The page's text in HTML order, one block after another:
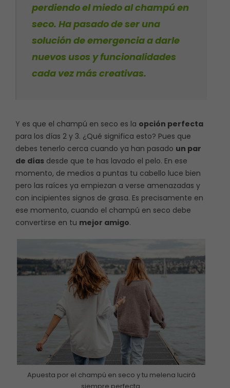
perdiendo el miedo al champú en
seco. Ha pasado de ser una
solución de emergencia a darle
nuevos usos y funcionalidades
cada vez más creativas.
Y es que el champú en seco es la opción perfecta
para los días 2 y 3. ¿Qué significa esto? Pues que
debes tenerlo cerca cuando ya han pasado un par
de días desde que te has lavado el pelo. En ese
momento, de medios a puntas tu cabello luce bien
pero las raíces ya empiezan a verse amenazadas y
con incipientes signos de grasa. Es precisamente en
ese momento, cuando el champú en seco debe
convertirse en tu mejor amigo.
Apuesta por el champú en seco y tu melena lucirá
siempre perfecta.